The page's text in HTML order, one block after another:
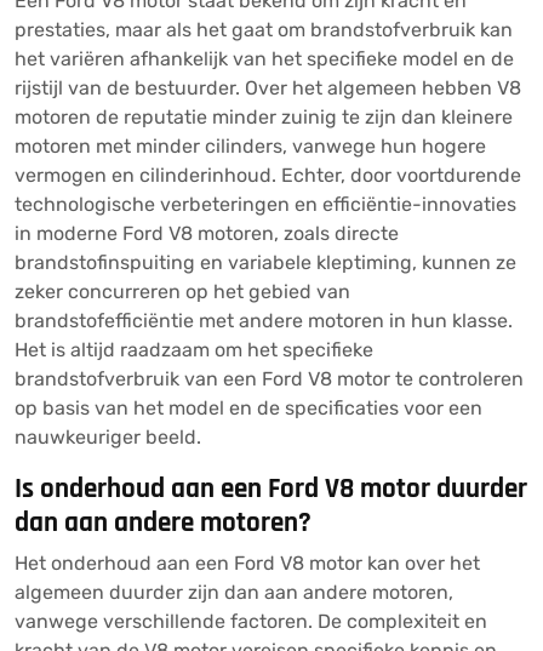
prestaties, maar als het gaat om brandstofverbruik kan
het variëren afhankelijk van het specifieke model en de
rijstijl van de bestuurder. Over het algemeen hebben V8
motoren de reputatie minder zuinig te zijn dan kleinere
motoren met minder cilinders, vanwege hun hogere
vermogen en cilinderinhoud. Echter, door voortdurende
technologische verbeteringen en efficiëntie-innovaties
in moderne Ford V8 motoren, zoals directe
brandstofinspuiting en variabele kleptiming, kunnen ze
zeker concurreren op het gebied van
brandstofefficiëntie met andere motoren in hun klasse.
Het is altijd raadzaam om het specifieke
brandstofverbruik van een Ford V8 motor te controleren
op basis van het model en de specificaties voor een
nauwkeuriger beeld.
Is onderhoud aan een Ford V8 motor duurder
dan aan andere motoren?
Het onderhoud aan een Ford V8 motor kan over het
algemeen duurder zijn dan aan andere motoren,
vanwege verschillende factoren. De complexiteit en